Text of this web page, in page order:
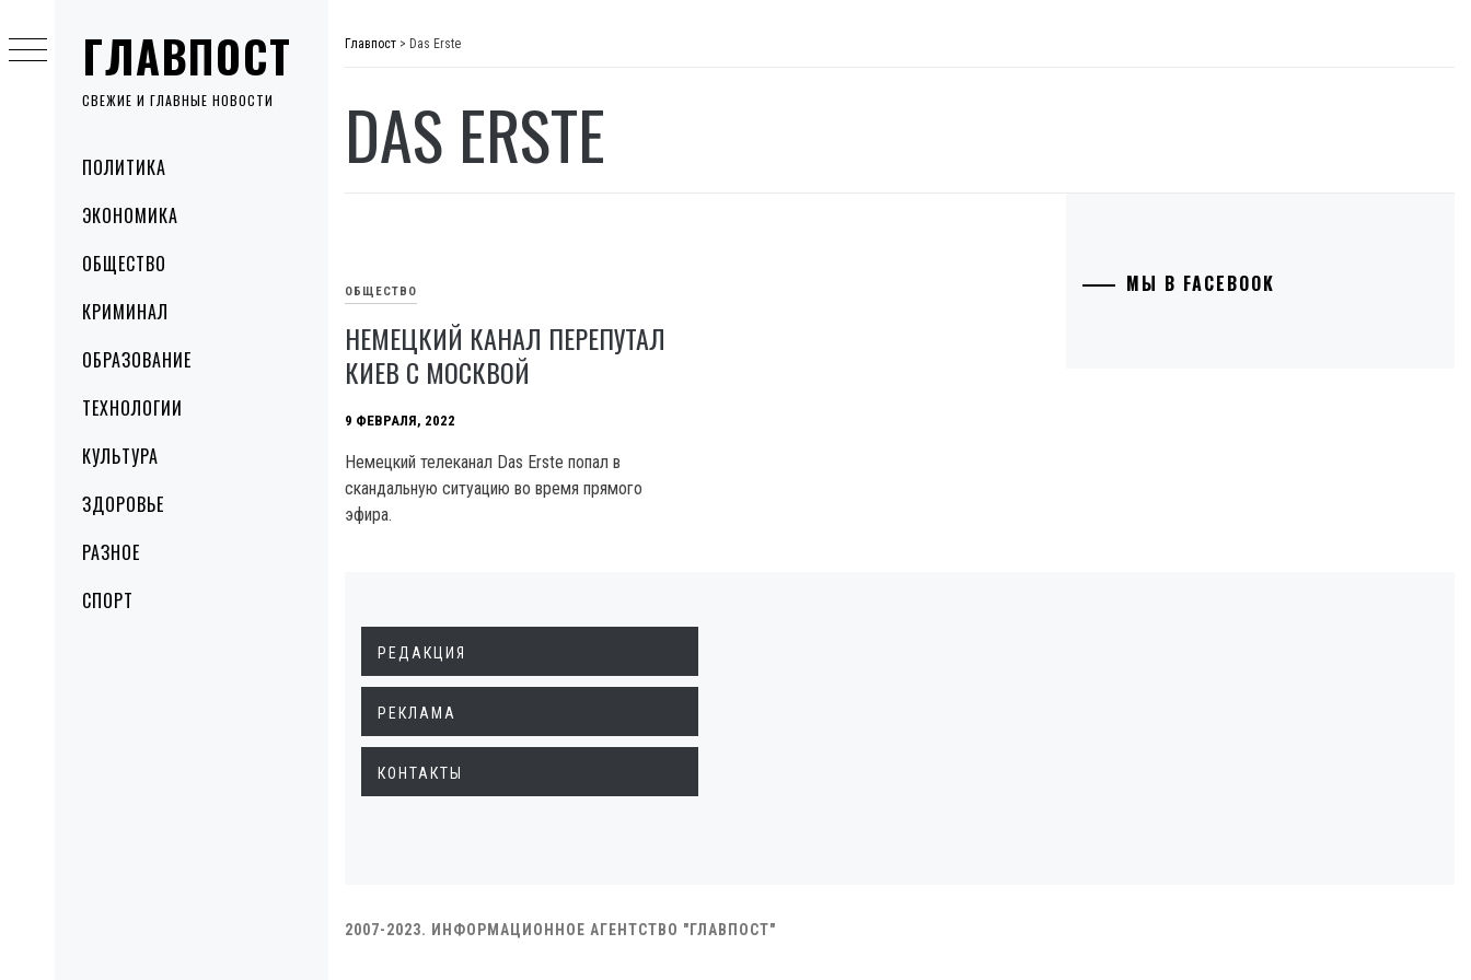
ГЛАВПОСТ
СВЕЖИЕ И ГЛАВНЫЕ НОВОСТИ
MenuПОЛИТИКА
ЭКОНОМИКА
ОБЩЕСТВО
КРИМИНАЛ
ОБРАЗОВАНИЕ
ТЕХНОЛОГИИ
КУЛЬТУРА
ЗДОРОВЬЕ
РАЗНОЕ
СПОРТ
to
content
Главпост > Das Erste
DAS ERSTE
ОБЩЕСТВО
НЕМЕЦКИЙ КАНАЛ ПЕРЕПУТАЛ
КИЕВ С МОСКВОЙ
9 ФЕВРАЛЯ, 2022
Немецкий телеканал Das Erste попал в
скандальную ситуацию во время прямого
эфира.
МЫ В FACEBOOK
РЕДАКЦИЯ
РЕКЛАМА
КОНТАКТЫ
2007-2023. ИНФОРМАЦИОННОЕ АГЕНТСТВО "ГЛАВПОСТ"